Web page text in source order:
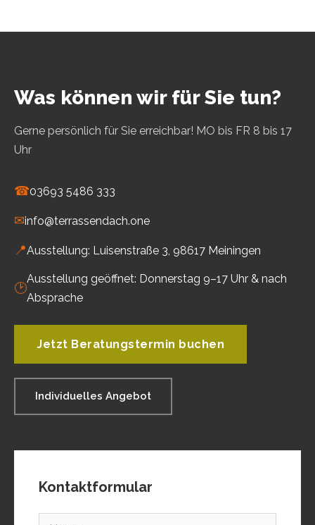
Was können wir für Sie tun?
Gerne persönlich für Sie erreichbar! MO bis FR 8 bis 17
Uhr
☎03693 5486 333
✉info@terrassendach.one
📍Ausstellung: Luisenstraße 3, 98617 Meiningen
🕑
Ausstellung geöffnet: Donnerstag 9–17 Uhr & nach
Absprache
Jetzt Beratungstermin buchen
Individuelles Angebot
Kontaktformular